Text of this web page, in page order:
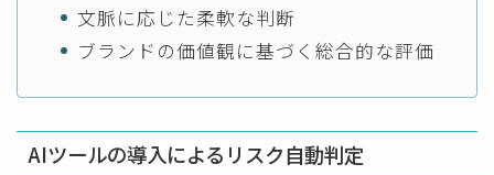
文脈に応じた柔軟な判断
ブランドの価値観に基づく総合的な評価
AIツールの導入によるリスク自動判定